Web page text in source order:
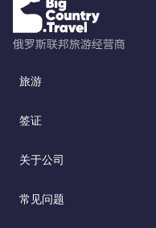
旅游
签证
关于公司
常见问题